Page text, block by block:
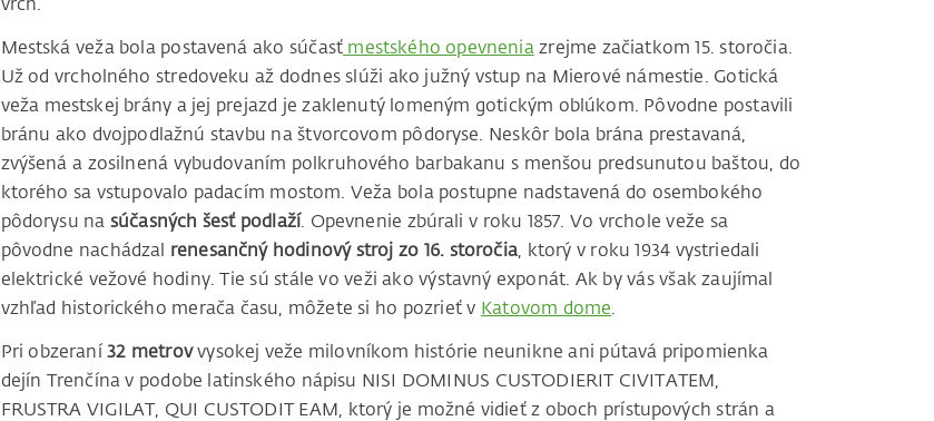
Mestská veža bola postavená ako súčasť mestského opevnenia zrejme začiatkom 15. storočia.
Už od vrcholného stredoveku až dodnes slúži ako južný vstup na Mierové námestie. Gotická
veža mestskej brány a jej prejazd je zaklenutý lomeným gotickým oblúkom. Pôvodne postavili
bránu ako dvojpodlažnú stavbu na štvorcovom pôdoryse. Neskôr bola brána prestavaná,
zvýšená a zosilnená vybudovaním polkruhového barbakanu s menšou predsunutou baštou, do
ktorého sa vstupovalo padacím mostom. Veža bola postupne nadstavená do osembokého
pôdorysu na súčasných šesť podlaží. Opevnenie zbúrali v roku 1857. Vo vrchole veže sa
pôvodne nachádzal renesančný hodinový stroj zo 16. storočia, ktorý v roku 1934 vystriedali
elektrické vežové hodiny. Tie sú stále vo veži ako výstavný exponát. Ak by vás však zaujímal
vzhľad historického merača času, môžete si ho pozrieť v Katovom dome
Pri obzeraní32 metrovvysokej veže milovníkom histórie neunikne ani pútavá pripomienka
dejín Trenčína v podobe latinského nápisu NISI DOMINUS CUSTODIERIT CIVITATEM,
FRUSTRA VIGILAT, QUI CUSTODIT EAM, ktorý je možné vidieť z oboch prístupových strán a